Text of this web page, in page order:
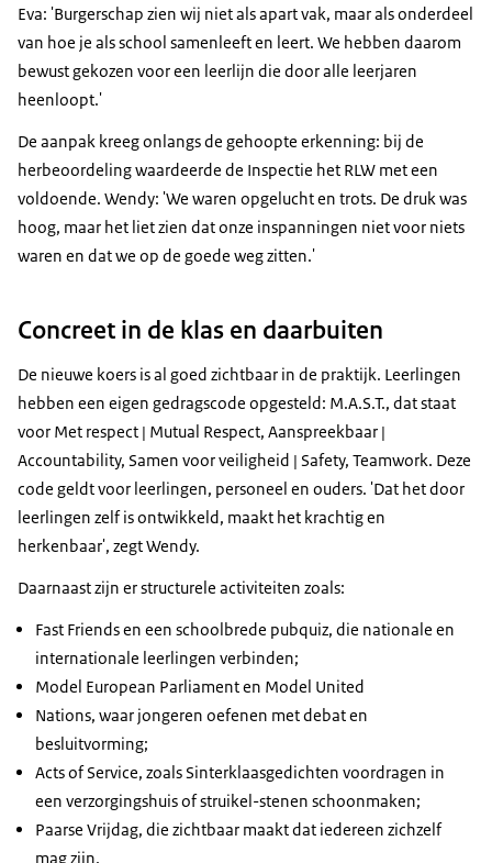
Eva: 'Burgerschap zien wij niet als apart vak, maar als onderdeel
van hoe je als school samenleeft en leert. We hebben daarom
bewust gekozen voor een leerlijn die door alle leerjaren
heenloopt.'
De aanpak kreeg onlangs de gehoopte erkenning: bij de
herbeoordeling waardeerde de Inspectie het RLW met een
voldoende. Wendy: 'We waren opgelucht en trots. De druk was
hoog, maar het liet zien dat onze inspanningen niet voor niets
waren en dat we op de goede weg zitten.'
Concreet in de klas en daarbuiten
De nieuwe koers is al goed zichtbaar in de praktijk. Leerlingen
hebben een eigen gedragscode opgesteld: M.A.S.T., dat staat
voor Met respect | Mutual Respect, Aanspreekbaar |
Accountability, Samen voor veiligheid | Safety, Teamwork. Deze
code geldt voor leerlingen, personeel en ouders. 'Dat het door
leerlingen zelf is ontwikkeld, maakt het krachtig en
herkenbaar', zegt Wendy.
Daarnaast zijn er structurele activiteiten zoals:
Fast Friends en een schoolbrede pubquiz, die nationale en
internationale leerlingen verbinden;
Model European Parliament en Model United
Nations, waar jongeren oefenen met debat en
besluitvorming;
Acts of Service, zoals Sinterklaasgedichten voordragen in
een verzorgingshuis of struikel-stenen schoonmaken;
Paarse Vrijdag, die zichtbaar maakt dat iedereen zichzelf
mag zijn.